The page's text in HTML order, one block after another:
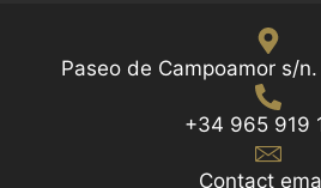
Paseo de Campoamor s/
+34 965 919
Contact